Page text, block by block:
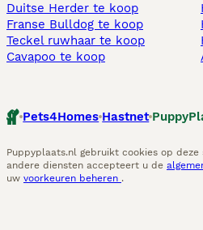
Duitse Herder te koop
Franse Bulldog te koop
Teckel ruwhaar te koop
Cavapoo te koop
Pets4Homes Hastnet
Puppyplaats.nl gebruikt cookies op
andere diensten accepteert u de
uw voorkeuren beheren .